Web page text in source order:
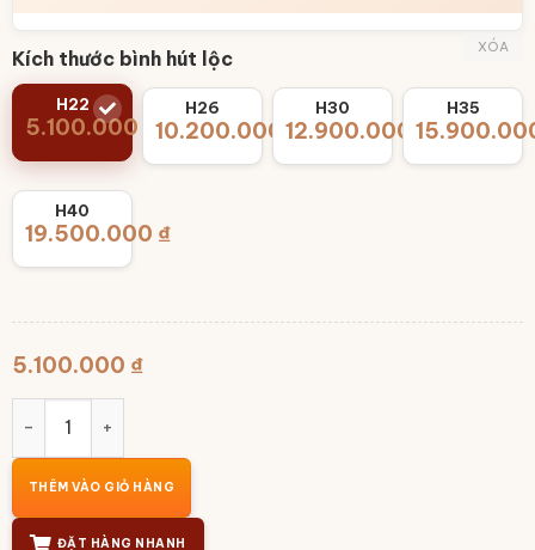
Kích thước bình hút lộc
H22
5.100.000 ₫
H26
10.200.000₫
H30
12.900.000₫
H35
H40
19.500.000 ₫
XÓA
5.100.000 ₫
THÊM VÀO GIỎ HÀNG
ĐẶT HÀNG NHANH